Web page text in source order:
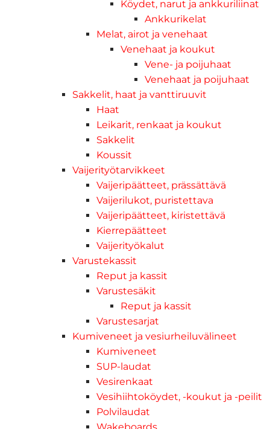
Köydet, narut ja ankkuriliinat
Ankkurikelat
Melat, airot ja venehaat
Venehaat ja koukut
Vene- ja poijuhaat
Venehaat ja poijuhaat
Sakkelit, haat ja vanttiruuvit
Haat
Leikarit, renkaat ja koukut
Sakkelit
Koussit
Vaijerityötarvikkeet
Vaijeripäätteet, prässättävä
Vaijerilukot, puristettava
Vaijeripäätteet, kiristettävä
Kierrepäätteet
Vaijerityökalut
Varustekassit
Reput ja kassit
Varustesäkit
Reput ja kassit
Varustesarjat
Kumiveneet ja vesiurheiluvälineet
Kumiveneet
SUP-laudat
Vesirenkaat
Vesihiihtoköydet, -koukut ja -peilit
Polvilaudat